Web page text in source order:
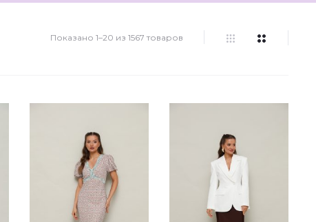
Показано 1–20 из 1567 товаров